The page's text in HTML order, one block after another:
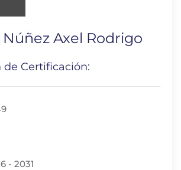
Axel Rodrigo
Certificación:
- 2031